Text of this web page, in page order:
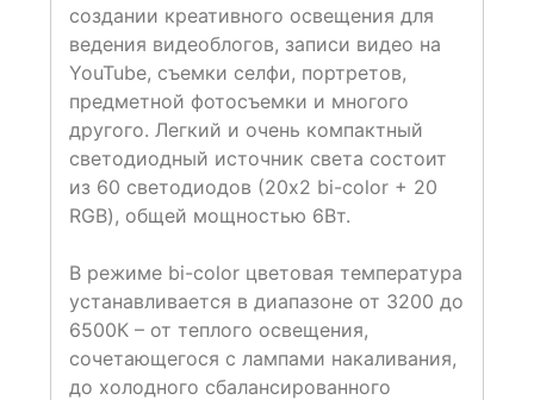
создании креативного освещения для
ведения видеоблогов, записи видео на
YouTube, съемки селфи, портретов,
предметной фотосъемки и многого
другого. Легкий и очень компактный
светодиодный источник света состоит
из 60 светодиодов (20х2 bi-color + 20
RGB), общей мощностью 6Вт.
В режиме bi-color цветовая температура
устанавливается в диапазоне от 3200 до
6500К – от теплого освещения,
сочетающегося с лампами накаливания,
до холодного сбалансированного